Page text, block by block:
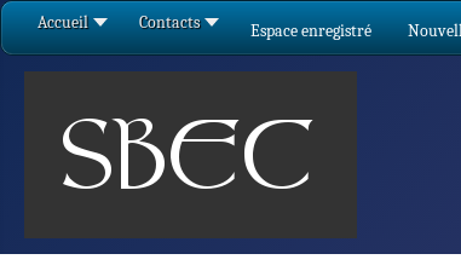
Accueil Contacts Espace enregistré